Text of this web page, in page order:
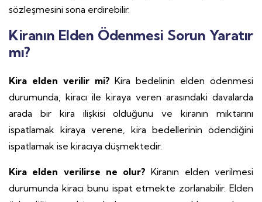
sözleşmesini sona erdirebilir.
Kiranın Elden Ödenmesi Sorun Yaratır
mı?
Kira elden verilir mi? Kira bedelinin elden ödenmesi
durumunda, kiracı ile kiraya veren arasındaki davalarda
arada bir kira ilişkisi olduğunu ve kiranın miktarını
ispatlamak kiraya verene, kira bedellerinin ödendiğini
ispatlamak ise kiracıya düşmektedir.
Kira elden verilirse ne olur?Kiranın elden verilmesi
durumunda kiracı bunu ispat etmekte zorlanabilir. Elden